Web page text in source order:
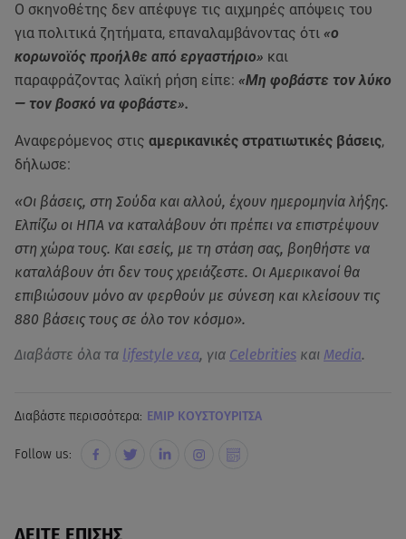
Ο σκηνοθέτης δεν απέφυγε τις αιχμηρές απόψεις του
για πολιτικά ζητήματα, επαναλαμβάνοντας ότι «ο
κορωνοϊός προήλθε από εργαστήριο» και
παραφράζοντας λαϊκή ρήση είπε: «Μη φοβάστε τον λύκο
— τον βοσκό να φοβάστε».
Αναφερόμενος στις αμερικανικές στρατιωτικές βάσεις,
δήλωσε:
«Οι βάσεις, στη Σούδα και αλλού, έχουν ημερομηνία λήξης.
Ελπίζω οι ΗΠΑ να καταλάβουν ότι πρέπει να επιστρέψουν
στη χώρα τους. Και εσείς, με τη στάση σας, βοηθήστε να
καταλάβουν ότι δεν τους χρειάζεστε. Οι Αμερικανοί θα
επιβιώσουν μόνο αν φερθούν με σύνεση και κλείσουν τις
880 βάσεις τους σε όλο τον κόσμο».
Διαβάστε όλα τα lifestyle νεα, για Celebrities και Media.
Διαβάστε περισσότερα: ΕΜΙΡ ΚΟΥΣΤΟΥΡΙΤΣΑ
Follow us:
ΔΕΙΤΕ ΕΠΙΣΗΣ